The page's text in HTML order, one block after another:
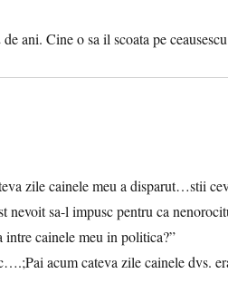
ani. Cine o sa il scoata pe
zile cainele meu a disparut…stii
nevoit sa-l impusc pentru ca
cainele meu in politica?”
acum cateva zile cainele dvs.